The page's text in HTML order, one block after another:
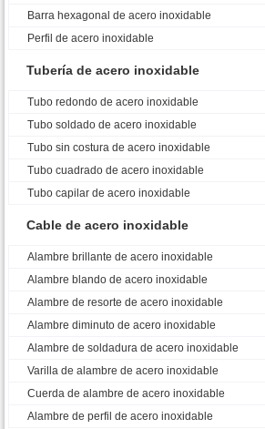
Barra hexagonal de acero inoxidable
Perfil de acero inoxidable
Tubería de acero inoxidable
Tubo redondo de acero inoxidable
Tubo soldado de acero inoxidable
Tubo sin costura de acero inoxidable
Tubo cuadrado de acero inoxidable
Tubo capilar de acero inoxidable
Cable de acero inoxidable
Alambre brillante de acero inoxidable
Alambre blando de acero inoxidable
Alambre de resorte de acero inoxidable
Alambre diminuto de acero inoxidable
Alambre de soldadura de acero inoxidable
Varilla de alambre de acero inoxidable
Cuerda de alambre de acero inoxidable
Alambre de perfil de acero inoxidable